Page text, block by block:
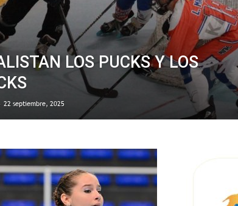
LOS PUCKS Y LOS
22 septiembre, 2025